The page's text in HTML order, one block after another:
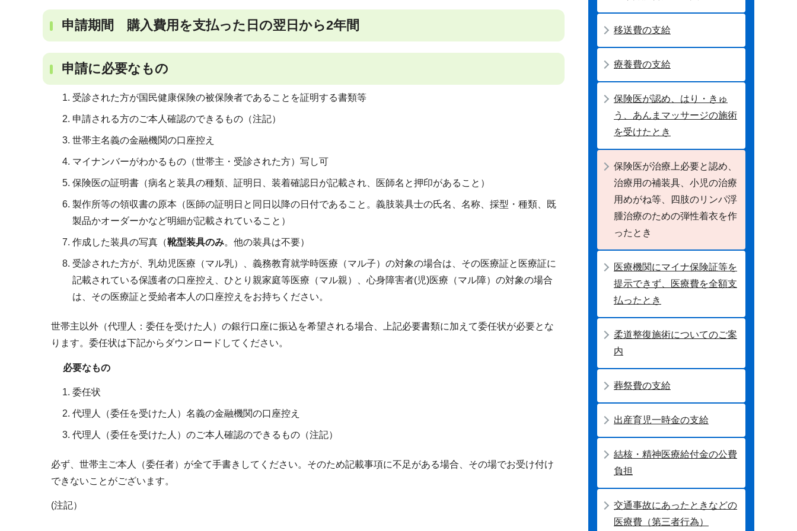
申請期間 購入費用を支払った日の翌日から2年間
申請に必要なもの
受診された方が国民健康保険の被保険者であることを証明する書類等
申請される方のご本人確認のできるもの（注記）
世帯主名義の金融機関の口座控え
マイナンバーがわかるもの（世帯主・受診された方）写し可
保険医の証明書（病名と装具の種類、証明日、装着確認日が記載され、医師名と押印があること）
製作所等の領収書の原本（医師の証明日と同日以降の日付であること。義肢装具士の氏名、名称、採型・種類、既
製品かオーダーかなど明細が記載されていること）
作成した装具の写真（靴型装具のみ。他の装具は不要）
受診された方が、乳幼児医療（マル乳）、義務教育就学時医療（マル子）の対象の場合は、その医療証と医療証に
記載されている保護者の口座控え、ひとり親家庭等医療（マル親）、心身障害者(児)医療（マル障）の対象の場合
は、その医療証と受給者本人の口座控えをお持ちください。
世帯主以外（代理人：委任を受けた人）の銀行口座に振込を希望される場合、上記必要書類に加えて委任状が必要とな
ります。委任状は下記からダウンロードしてください。
必要なもの
委任状
代理人（委任を受けた人）名義の金融機関の口座控え
代理人（委任を受けた人）のご本人確認のできるもの（注記）
必ず、世帯主ご本人（委任者）が全て手書きしてください。そのため記載事項に不足がある場合、その場でお受け付け
できないことがございます。
(注記）
移送費の支給
療養費の支給
保険医が認め、はり・きゅ
う、あんまマッサージの施術
を受けたとき
保険医が治療上必要と認め、
治療用の補装具、小児の治療
用めがね等、四肢のリンパ浮
腫治療のための弾性着衣を作
ったとき
医療機関にマイナ保険証等を
提示できず、医療費を全額支
払ったとき
柔道整復施術についてのご案
内
葬祭費の支給
出産育児一時金の支給
結核・精神医療給付金の公費
負担
交通事故にあったときなどの
医療費（第三者行為）